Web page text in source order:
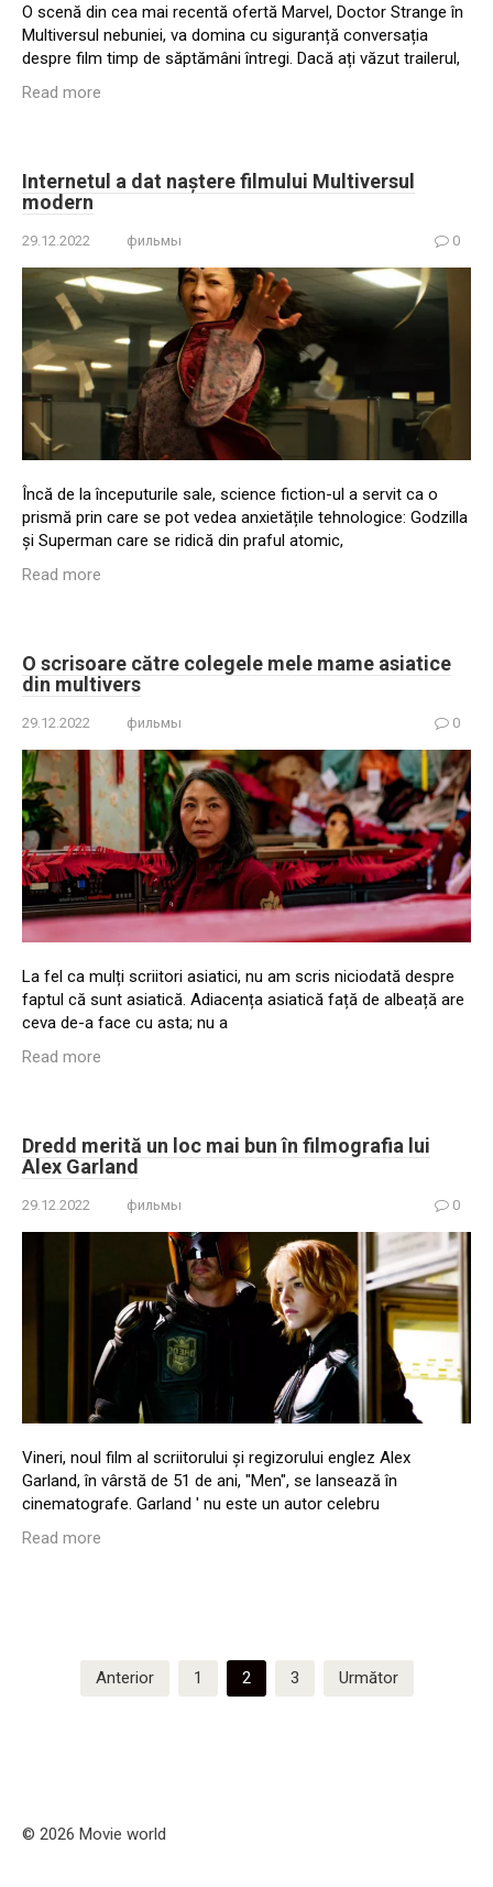
O scenă din cea mai recentă ofertă Marvel, Doctor Strange în
Multiversul nebuniei, va domina cu siguranță conversația
despre film timp de săptămâni întregi. Dacă ați văzut trailerul,
Read more
Internetul a dat naștere filmului Multiversul
modern
29.12.2022 фильмы 0
Încă de la începuturile sale, science fiction-ul a servit ca o
prismă prin care se pot vedea anxietățile tehnologice: Godzilla
și Superman care se ridică din praful atomic,
Read more
O scrisoare către colegele mele mame asiatice
din multivers
29.12.2022 фильмы 0
La fel ca mulți scriitori asiatici, nu am scris niciodată despre
faptul că sunt asiatică. Adiacența asiatică față de albeață are
ceva de-a face cu asta; nu a
Read more
Dredd merită un loc mai bun în filmografia lui
Alex Garland
29.12.2022 фильмы 0
Vineri, noul film al scriitorului și regizorului englez Alex
Garland, în vârstă de 51 de ani, "Men", se lansează în
cinematografe. Garland ' nu este un autor celebru
Read more
Anterior 1 2 3 Următor
© 2026 Movie world